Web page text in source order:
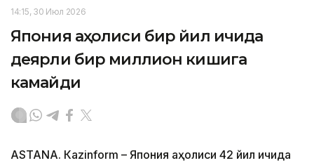
14:15, 30 Июл 2026
Япония аҳолиси бир йил ичида
деярли бир миллион кишига
камайди
ASTANА. Кazinform – Япония аҳолиси 42 йил ичида